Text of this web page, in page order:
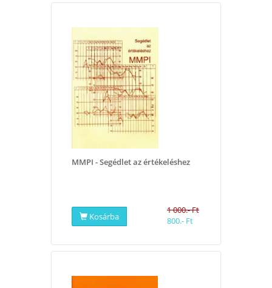
MMPI - Segédlet az értékeléshez
Kosárba
1 000.- Ft
800.- Ft